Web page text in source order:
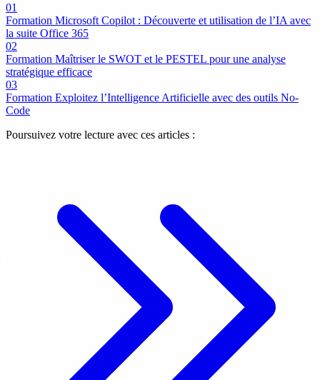
01
Formation Microsoft Copilot : Découverte et utilisation de l’IA avec
la suite Office 365
02
Formation Maîtriser le SWOT et le PESTEL pour une analyse
stratégique efficace
03
Formation Exploitez l’Intelligence Artificielle avec des outils No-
Code
Poursuivez votre lecture avec ces articles :